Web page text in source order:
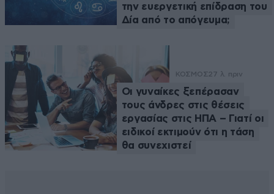
την ευεργετική επίδραση του
Δία από το απόγευμα;
ΚΟΣΜΟΣ27 λ. πριν
Οι γυναίκες ξεπέρασαν
τους άνδρες στις θέσεις
εργασίας στις ΗΠΑ – Γιατί οι
ειδικοί εκτιμούν ότι η τάση
θα συνεχιστεί